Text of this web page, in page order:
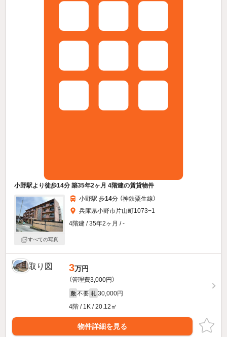
小野駅より徒歩14分 築35年2ヶ月 4階建の賃貸物件
すべての写真
小野駅 歩14分 （神鉄粟生線）
兵庫県小野市片山町1073−1
4階建 / 35年2ヶ月 / -
3万円
（管理費3,000円）
敷 不要 礼 30,000円
4階 / 1K / 20.12㎡
物件詳細を見る